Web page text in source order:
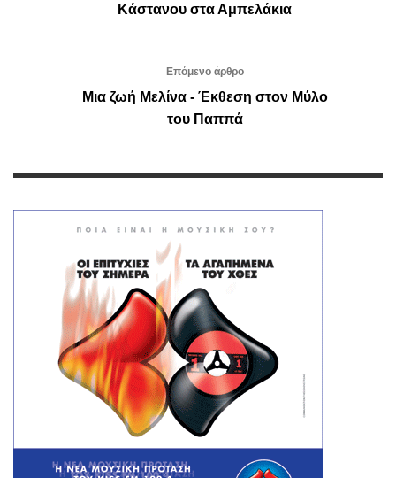
Κάστανου στα Αμπελάκια
Επόμενο άρθρο
Μια ζωή Μελίνα - Έκθεση στον Μύλο
του Παππά